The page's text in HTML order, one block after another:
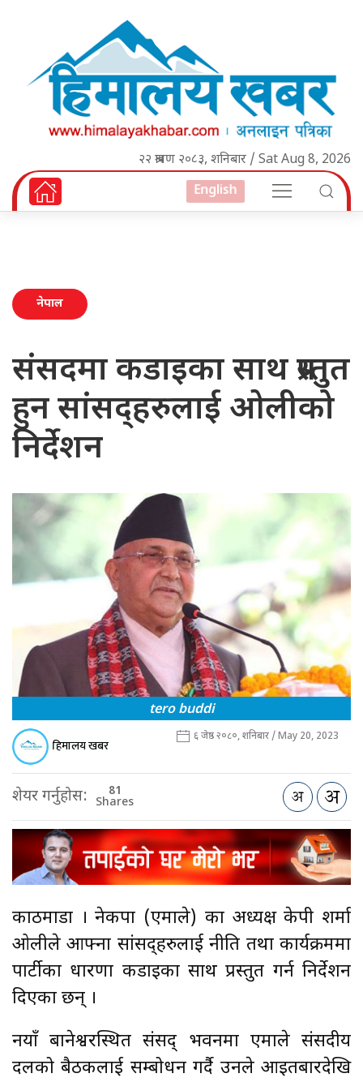
२२ श्रावण २०८३, शनिबार / Sat Aug 8, 2026
English
नेपाल
संसदमा कडाइका साथ प्रस्तुत
हुन सांसद्हरुलाई ओलीको
निर्देशन
tero buddi
हिमालय खबर ६ जेष्ठ २०८०, शनिबार / May 20, 2023
शेयर गर्नुहोस: 81
Shares
काठमाडौँ । नेकपा (एमाले) का अध्यक्ष केपी शर्मा
ओलीले आफ्ना सांसद्हरुलाई नीति तथा कार्यक्रममा
पार्टीका धारणा कडाइका साथ प्रस्तुत गर्न निर्देशन
दिएका छन् ।
नयाँ बानेश्वरस्थित संसद् भवनमा एमाले संसदीय
दलको बैठकलाई सम्बोधन गर्दै उनले आइतबारदेखि